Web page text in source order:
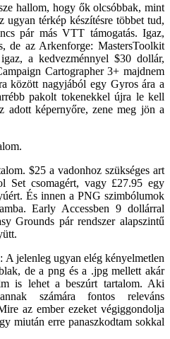
hallom, hogy ők olcsóbbak, mint
ugyan térkép készítésre többet tud,
pár más VTT támogatás. Igaz,
de az Arkenforge: MastersToolkit
a kedvezménnyel $30 dollár,
Cartographer 3+ majdnem
között nagyjából egy Gyros ára a
pakolt tokenekkel újra le kell
adott képernyőre, zene meg jön a
$25 a vadonhoz szükséges art
Set csomagért, vagy £27.95 egy
És innen a PNG szimbólumok
Early Accessben 9 dollárral
Grounds pár rendszer alapszintű
jelenleg ugyan elég kényelmetlen
de a png és a .jpg mellett akár
is lehet a beszúrt tartalom. Aki
számára fontos releváns
az ember ezeket végiggondolja
miután erre panaszkodtam sokkal